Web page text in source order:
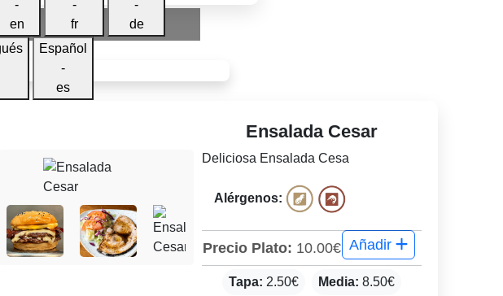
-
en
-
fr
-
de
Español
-
es
Ensalada Cesar
Deliciosa Ensalada Cesa
Alérgenos:
Añadir
Precio Plato: 10.00€
Tapa: 2.50€ Media: 8.50€